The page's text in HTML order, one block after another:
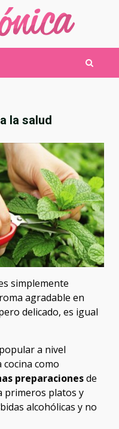
la salud
simplemente
agradable en
delicado, es igual
a nivel
como
preparacionesde
primeros platos y
alcohólicas y no